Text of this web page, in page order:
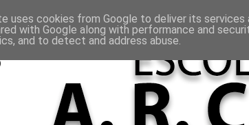
uses cookies from Google to deliver its
with Google along with performance and
and to detect and address abuse.